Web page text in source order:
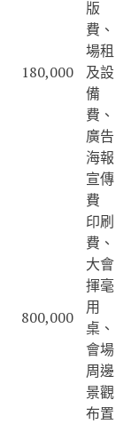
180,000
版
費、
場租
及設
備
費、
廣告
海報
宣傳
費
800,000
印刷
費、
大會
揮毫
用
桌、
會場
周邊
景觀
布置